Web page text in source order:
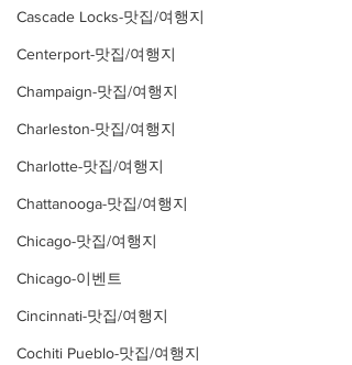
Cascade Locks-맛집/여행지
Centerport-맛집/여행지
Champaign-맛집/여행지
Charleston-맛집/여행지
Charlotte-맛집/여행지
Chattanooga-맛집/여행지
Chicago-맛집/여행지
Chicago-이벤트
Cincinnati-맛집/여행지
Cochiti Pueblo-맛집/여행지